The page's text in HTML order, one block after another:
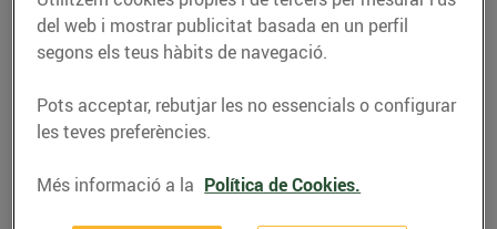
RECEPTES
Tàrtar de maduixes i
pèsols
del web i mostrar publicitat basada en un perfil
segons els teus hàbits de navegació.
Pots acceptar, rebutjar les no essencials o configurar
les teves preferències.
Més informació a la Política de Cookies.